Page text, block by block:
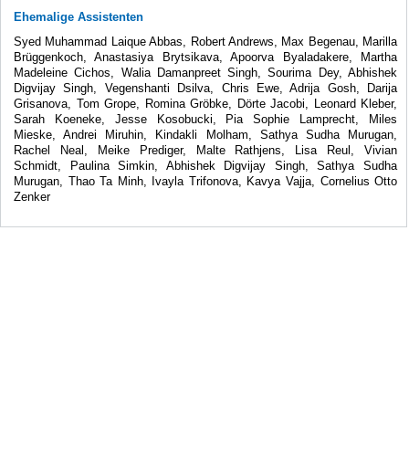
Ehemalige Assistenten
Syed Muhammad Laique Abbas, Robert Andrews, Max Begenau, Marilla
Brüggenkoch, Anastasiya Brytsikava, Apoorva Byaladakere, Martha
Madeleine Cichos, Walia Damanpreet Singh, Sourima Dey, Abhishek
Digvijay Singh, Vegenshanti Dsilva, Chris Ewe, Adrija Gosh, Darija
Grisanova, Tom Grope, Romina Gröbke, Dörte Jacobi, Leonard Kleber,
Sarah Koeneke, Jesse Kosobucki, Pia Sophie Lamprecht, Miles
Mieske, Andrei Miruhin, Kindakli Molham, Sathya Sudha Murugan,
Rachel Neal, Meike Prediger, Malte Rathjens, Lisa Reul, Vivian
Schmidt, Paulina Simkin, Abhishek Digvijay Singh, Sathya Sudha
Murugan, Thao Ta Minh, Ivayla Trifonova, Kavya Vajja, Cornelius Otto
Zenker